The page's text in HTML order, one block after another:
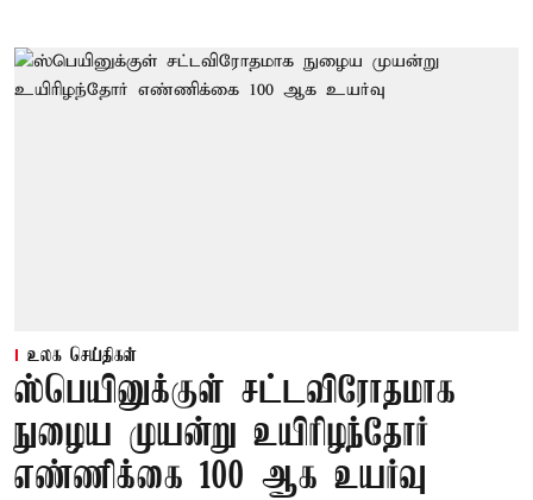
உலக செய்திகள்
ஸ்பெயினுக்குள் சட்டவிரோதமாக
நுழைய முயன்று உயிரிழந்தோர்
எண்ணிக்கை 100 ஆக உயர்வு